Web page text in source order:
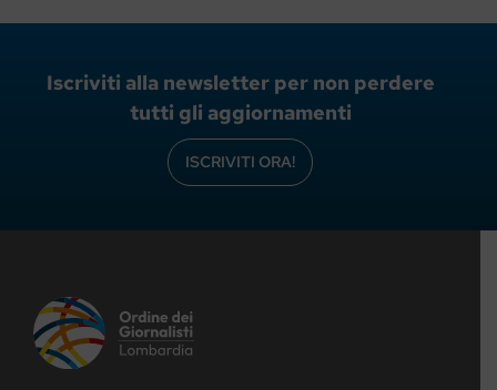
Iscriviti alla newsletter per non perdere
tutti gli aggiornamenti
ISCRIVITI ORA!